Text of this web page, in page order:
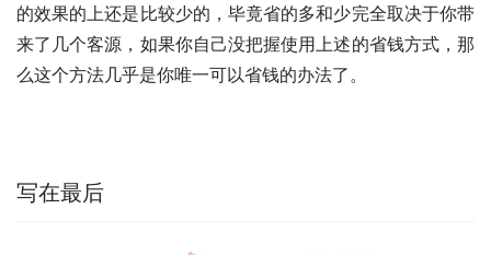
的效果的上还是比较少的，毕竟省的多和少完全取决于你带
来了几个客源，如果你自己没把握使用上述的省钱方式，那
么这个方法几乎是你唯一可以省钱的办法了。
写在最后